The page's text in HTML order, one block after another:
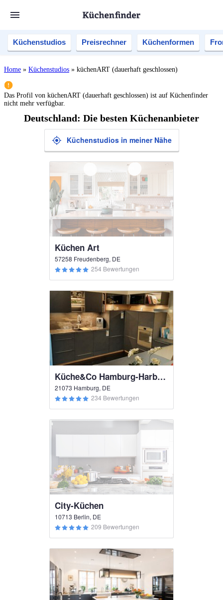
Küchenstudios Preisrechner Küchenformen
Home » Küchenstudios » küchenART (dauerhaft geschlossen)
Das Profil von küchenART (dauerhaft geschlossen) ist auf Küchenfinder
nicht mehr verfügbar.
Deutschland: Die besten Küchenanbieter
Küchenstudios in meiner Nähe
Küchen Art
57258 Freudenberg, DE
254 Bewertungen
Küche&Co Hamburg-Harburg
21073 Hamburg, DE
234 Bewertungen
City-Küchen
10713 Berlin, DE
209 Bewertungen